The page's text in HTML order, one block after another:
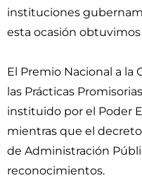
instituciones
esta ocasión
El Premio Nacional a la
las Prácticas
instituido por el Poder
mientras que el
de Administración
reconocimientos.